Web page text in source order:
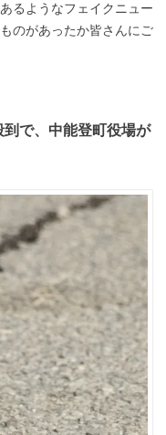
るようなフェイクニュー
のがあったか皆さんにご
到で、中能登町役場が